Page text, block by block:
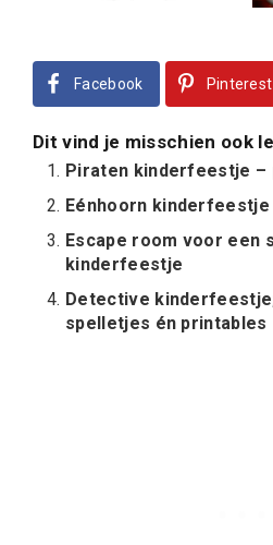
Facebook Pinterest
Dit vind je misschien ook
Piraten kinderfeestje –
Eénhoorn
Escape room voor een
kinderfeestje
Detective
spelletjes én printables